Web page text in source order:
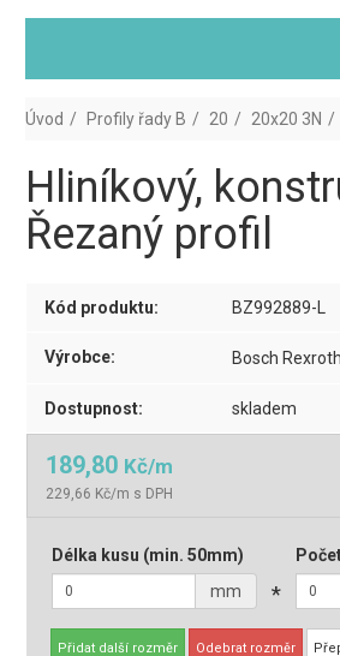
Úvod Profily řady B 20 20x20 3N
Hliníkový,
Řezaný profil
Kód produktu: BZ992889-L
Výrobce: Bosch
Dostupnost: skladem
189,80 Kč/m
229,66 Kč/m s DPH
Délka kusu (min. 50mm)
mm
*
Přidat další rozměr Odebrat rozměr